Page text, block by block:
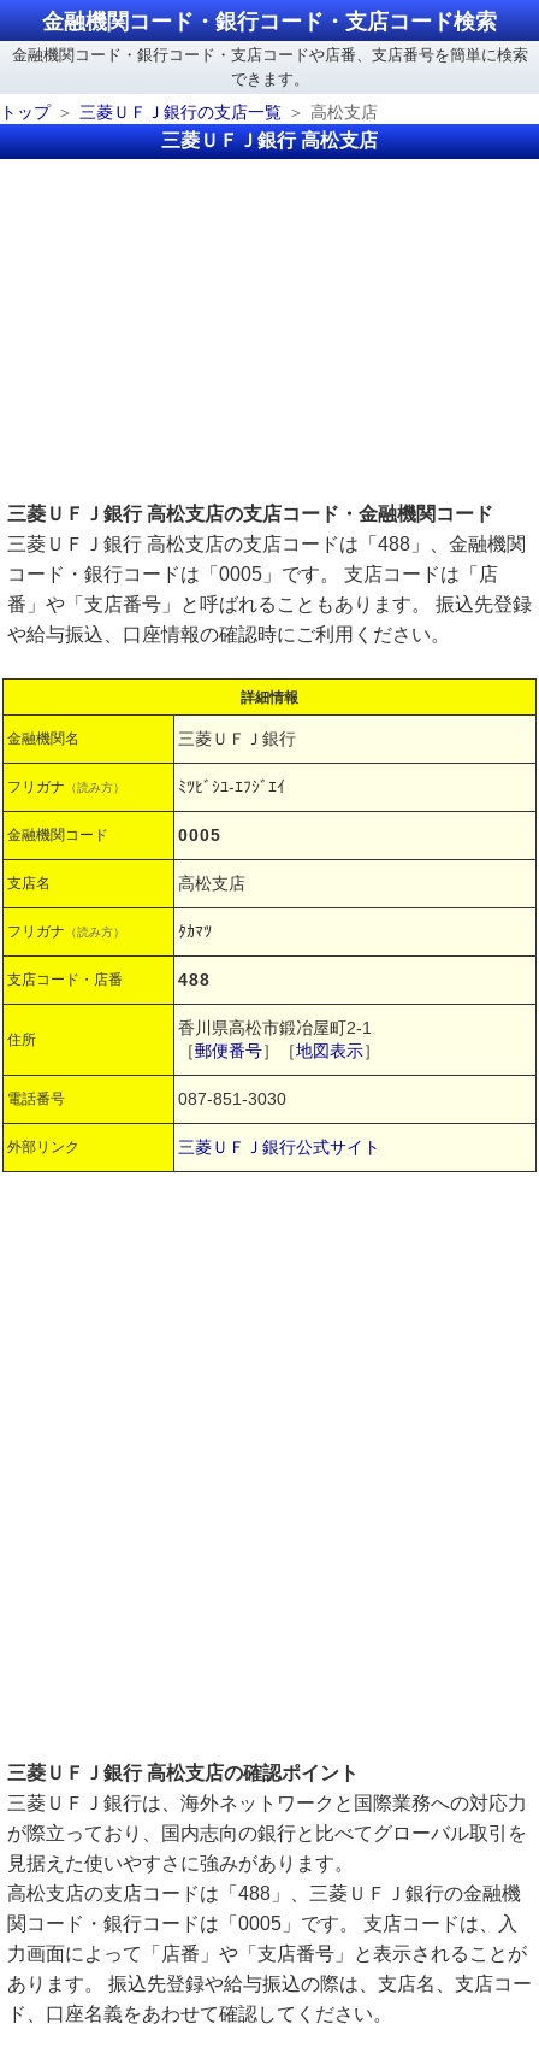
金融機関コード・銀行コード・支店コード検索
金融機関コード・銀行コード・支店コードや店番、支店番号を簡単に検索
できます。
トップ
三菱ＵＦＪ銀行の支店一覧 高松支店
三菱ＵＦＪ銀行 高松支店
三菱ＵＦＪ銀行 高松支店の支店コード・金融機関コード
三菱ＵＦＪ銀行 高松支店の支店コードは「488」、金融機関
コード・銀行コードは「0005」です。 支店コードは「店
番」や「支店番号」と呼ばれることもあります。 振込先登録
や給与振込、口座情報の確認時にご利用ください。
詳細情報
金融機関名 三菱ＵＦＪ銀行
フリガナ （読み方） ﾐﾂﾋﾞｼﾕ-ｴﾌｼﾞｴｲ
金融機関コード 0005
支店名 高松支店
フリガナ （読み方） ﾀｶﾏﾂ
支店コード・店番 488
住所
香川県高松市鍛冶屋町2-1
［郵便番号］［地図表示］
電話番号 087-851-3030
外部リンク 三菱ＵＦＪ銀行公式サイト
三菱ＵＦＪ銀行 高松支店の確認ポイント
三菱ＵＦＪ銀行は、海外ネットワークと国際業務への対応力
が際立っており、国内志向の銀行と比べてグローバル取引を
見据えた使いやすさに強みがあります。
高松支店の支店コードは「488」、三菱ＵＦＪ銀行の金融機
関コード・銀行コードは「0005」です。 支店コードは、入
力画面によって「店番」や「支店番号」と表示されることが
あります。 振込先登録や給与振込の際は、支店名、支店コー
ド、口座名義をあわせて確認してください。